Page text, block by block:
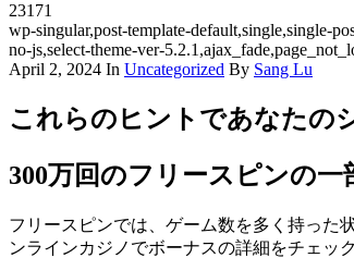
23171
wp-singular,post-template-default,single,single-
no-js,select-theme-ver-
April 2, 2024 In Uncategorized By Sang Lu
これらのヒントであなたの
300万回のフリースピンの一
フリースピンでは、ゲーム数を多く持った
ンラインカジノでボーナスの詳細をチェッ